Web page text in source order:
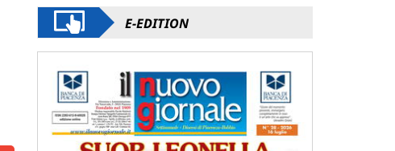
E-EDITION